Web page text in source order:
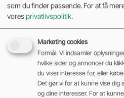
som du finder passende. For at få
voresprivatlivspolitik.
Marketing cookies
Formål: Vi indsamler
hvilke sider og annoncer du
du viser interesse for, eller
Det gør vi for at kunne vise dig
og dine interesser. For at